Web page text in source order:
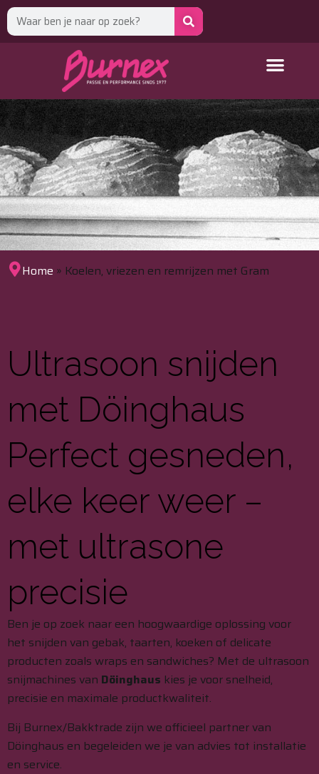
Home » Koelen, vriezen en remrijzen met Gram
Ultrasoon snijden
met Döinghaus
Perfect gesneden,
elke keer weer –
met ultrasone
precisie
Ben je op zoek naar een hoogwaardige oplossing voor
het snijden van gebak, taarten, koeken of delicate
producten zoals wraps en sandwiches? Met de ultrasoon
snijmachines van Döinghaus kies je voor snelheid,
precisie en maximale productkwaliteit.
Bij Burnex/Bakktrade zijn we officieel partner van
Döinghaus en begeleiden we je van advies tot installatie
en service.